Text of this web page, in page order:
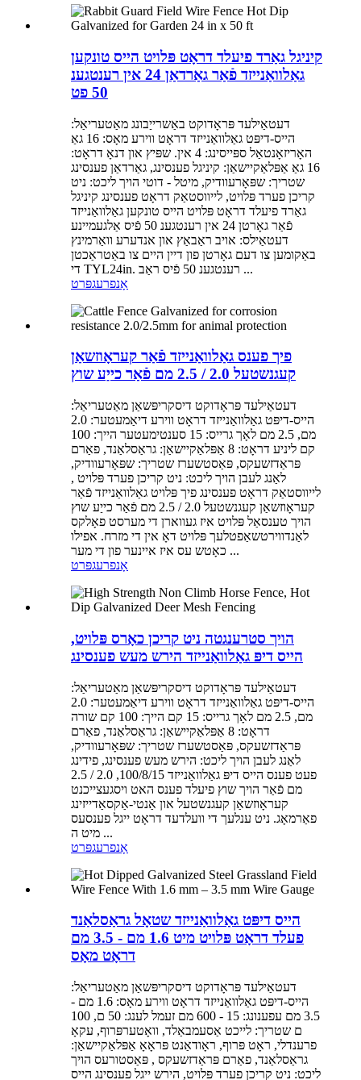
קיניגל גאַרד פיעלד דראָט פּלויט הייס טונקען
גאַלוואַנייזד פֿאַר גאַרדאַן 24 אין רענטגענ
50 פט
דעטאַילעד פּראָדוקט באַשרייַבונג מאַטעריאַל:
הייס-דיפּט גאַלוואַנייזד דראָט ווירע מאָס: 16 גאַ
האָריזאָנטאַל ספּייסינג: 4 אין. שפּיץ און דנאָ דראָט:
16 גאַ אַפּלאַקיישאַן: קיניגל פענסינג, גאַרדאַן פענסינג
שטריך: שפּאָרעוודיק, מיטל - דוטי הויך ליכט: ניט
קריכן פערד פּלויט, לייווסטאַק דראָט פענסינג קיניגל
גאַרד פיעלד דראָט פּלויט הייס טונקען גאַלוואַנייזד
פֿאַר גאָרטן 24 אין רענטגענ 50 פֿיס אַלגעמיינע
דעטאַילס: אויב ראַבאַץ און אנדערע וואַרמינץ
באַקומען צו דעם גאָרטן פון דיין היים צו באַטראַכטן
די TYL24in. רענטגענ 50 פֿיס ראַב ...
אָנפרעגפּרט
פיך פענס גאַלוואַנייזד פֿאַר קעראָוזשאַן
קעגנשטעל 2.0 / 2.5 מם פֿאַר כייַע שוץ
דעטאַילעד פּראָדוקט דיסקריפּשאַן מאַטעריאַל:
הייס-דיפּט גאַלוואַנייזד דראָט ווירע דיאַמעטער: 2.0
מם, 2.5 מם לאָך גרייס: 15 סענטימעטער הייך: 100
קם ליניע דראָט: 8 אַפּלאַקיישאַן: גראַסלאַנד, פאַרם
פּראַדזשעקס, פּאַסטשערז שטריך: שפּאָרעוודיק,
לאַנג לעבן הויך ליכט: ניט קריכן פערד פּלויט ,
לייווסטאַק דראָט פענסינג פיך פּלויט גאַלוואַנייזד פֿאַר
קעראָוזשאַן קעגנשטעל 2.0 / 2.5 מם פֿאַר כייַע שוץ
הויך טענסאַל פּלויט איז געווארן די מערסט פאָלקס
לאַנדווירטשאַפטלעך פּלויט דאָ אין די מזרח. אפילו
כאָטש עס איז איינער פון די מער ...
אָנפרעגפּרט
הויך סטרענגטה ניט קריכן כאָרס פּלויט,
הייס דיפּ גאַלוואַנייזד הירש מעש פענסינג
דעטאַילעד פּראָדוקט דיסקריפּשאַן מאַטעריאַל:
הייס-דיפּט גאַלוואַנייזד דראָט ווירע דיאַמעטער: 2.0
מם, 2.5 מם לאָך גרייס: 15 קם הייך: 100 קם שורה
דראָט: 8 אַפּלאַקיישאַן: גראַסלאַנד, פאַרם
פּראַדזשעקס, פּאַסטשערז שטריך: שפּאָרעוודיק,
לאַנג לעבן הויך ליכט: הירש מעש פענסינג, פידינג
פעט פענס הייס דיפּ גאַלוואַנייזד 100/8/15, 2.0 / 2.5
מם פֿאַר הויך שוץ פיעלד פענס האט ויסגעצייכנט
קעראָוזשאַן קעגנשטעל און אַנטי-אַקסאַדייזינג
פאַרמאָג. ניט ענלעך די וועלדעד דראָט ייגל פענסעס
מיט ה ...
אָנפרעגפּרט
הייס דיפּט גאַלוואַנייזד שטאָל גראַסלאַנד
פעלד דראָט פּלויט מיט 1.6 מם - 3.5 מם
דראָט מאָס
דעטאַילעד פּראָדוקט דיסקריפּשאַן מאַטעריאַל:
הייס-דיפּט גאַלוואַנייזד דראָט ווירע מאָס: 1.6 מם -
3.5 מם עפענונג: 15 - 600 מם זעמל לענג: 50 ם, 100
ם שטריך: לייכט אַסעמבאַלד, וואָטערפּרוף, עקאָ
פרענדלי, ראָט פּרוף, ראָודאַנט פּראָאָ אַפּלאַקיישאַן:
גראַסלאַנד, פאַרם פּראַדזשעקס , פּאַסטורעס הויך
ליכט: ניט קריכן פערד פּלויט, הירש ייגל פענסינג הייס